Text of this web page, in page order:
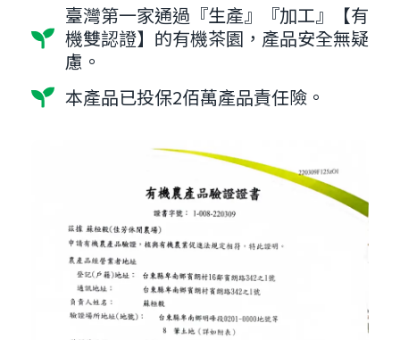
臺灣第一家通過『生產』『加工』【有
機雙認證】的有機茶園，產品安全無疑
慮。
本產品已投保2佰萬產品責任險。